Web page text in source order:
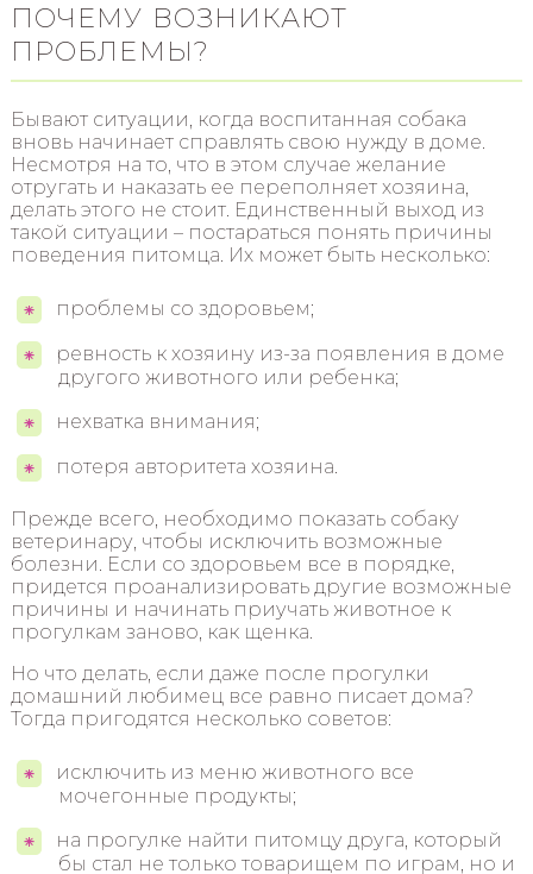
ПОЧЕМУ ВОЗНИКАЮТ
ПРОБЛЕМЫ?
Бывают ситуации, когда воспитанная собака
вновь начинает справлять свою нужду в доме.
Несмотря на то, что в этом случае желание
отругать и наказать ее переполняет хозяина,
делать этого не стоит. Единственный выход из
такой ситуации – постараться понять причины
поведения питомца. Их может быть несколько:
проблемы со здоровьем;
ревность к хозяину из-за появления в доме
другого животного или ребенка;
нехватка внимания;
потеря авторитета хозяина.
Прежде всего, необходимо показать собаку
ветеринару, чтобы исключить возможные
болезни. Если со здоровьем все в порядке,
придется проанализировать другие возможные
причины и начинать приучать животное к
прогулкам заново, как щенка.
Но что делать, если даже после прогулки
домашний любимец все равно писает дома?
Тогда пригодятся несколько советов:
исключить из меню животного все
мочегонные продукты;
на прогулке найти питомцу друга, который
бы стал не только товарищем по играм, но и